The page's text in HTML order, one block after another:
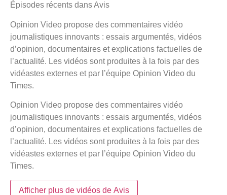
Épisodes récents dansAvis
Opinion Video propose des commentaires vidéo
journalistiques innovants : essais argumentés, vidéos
d’opinion, documentaires et explications factuelles de
l’actualité. Les vidéos sont produites à la fois par des
vidéastes externes et par l’équipe Opinion Video du
Times.
Opinion Video propose des commentaires vidéo
journalistiques innovants : essais argumentés, vidéos
d’opinion, documentaires et explications factuelles de
l’actualité. Les vidéos sont produites à la fois par des
vidéastes externes et par l’équipe Opinion Video du
Times.
Afficher plus de vidéos de Avis